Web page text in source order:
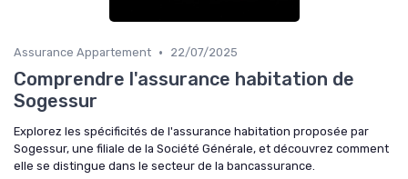
Assurance Appartement • 22/07/2025
Comprendre l'assurance habitation de
Sogessur
Explorez les spécificités de l'assurance habitation proposée par
Sogessur, une filiale de la Société Générale, et découvrez comment
elle se distingue dans le secteur de la bancassurance.